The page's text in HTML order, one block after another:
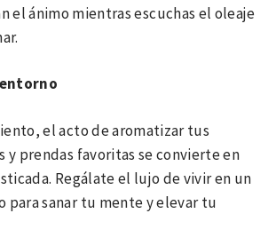
el ánimo mientras escuchas el oleaje
el acto de aromatizar tus
y prendas favoritas se convierte en
Regálate el lujo de vivir en un
para sanar tu mente y elevar tu